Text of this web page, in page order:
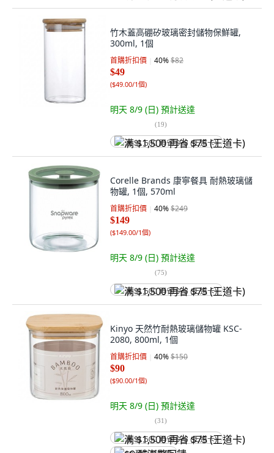
竹木蓋高硼矽玻璃密封儲物保鮮罐,
300ml, 1個
首購折扣價 40%$82
$49
($49.00/1個)
明天 8/9 (日) 預計送達
(19)
满 $1,500 再省 $75 (王道卡)
Corelle Brands 康寧餐具 耐熱玻璃儲
物罐, 1個, 570ml
首購折扣價 40%$249
$149
($149.00/1個)
明天 8/9 (日) 預計送達
(75)
满 $1,500 再省 $75 (王道卡)
Kinyo 天然竹耐熱玻璃儲物罐 KSC-
2080, 800ml, 1個
首購折扣價 40%$150
$90
($90.00/1個)
明天 8/9 (日) 預計送達
(31)
满 $1,500 再省 $75 (王道卡)